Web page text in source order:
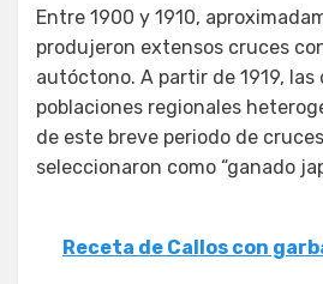
Entre 1900 y 1910,
produjeron extensos cruces
autóctono. A partir de 1919, las
poblaciones regionales
de este breve periodo de
seleccionaron como “ganado
Receta de Callos con